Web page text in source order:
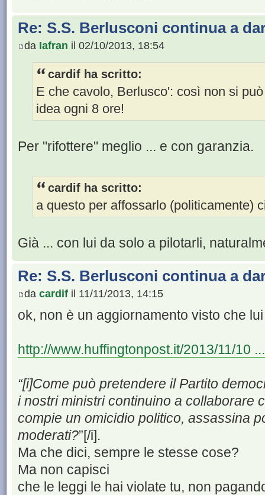
Re: S.S. Berlusconi continua a
da Iafran il 02/10/2013, 18:54
cardif ha scritto:
E che cavolo, Berlusco': così non si
idea ogni 8 ore!
Per "rifottere" meglio ... e con garanzia.
cardif ha scritto:
a questo per affossarlo (politicamente)
Già ... con lui da solo a pilotarli,
Re: S.S. Berlusconi continua a
da cardif il 11/11/2013, 14:15
ok, non è un aggiornamento visto che
http://www.huffingtonpost.it/2013/11/10
“[i]Come può pretendere il Partito
i nostri ministri continuino a collaborare
compie un omicidio politico, assassina
moderati?”[/i].
Ma che dici, sempre le stesse cose?
Ma non capisci
che le leggi le hai violate tu, non